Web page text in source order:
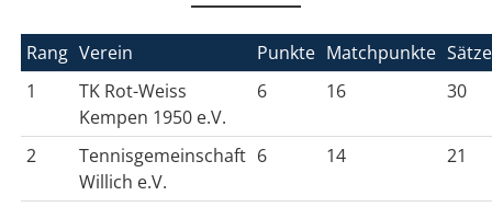
Rang Verein Punkte Matchpunkte Sätze
1
TK Rot-Weiss
Kempen 1950 e.V.
6 16 30
2
Tennisgemeinschaft
Willich e.V.
6 14 21